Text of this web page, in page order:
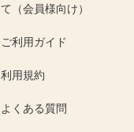
て（会員様向け）
ご利用ガイド
利用規約
よくある質問